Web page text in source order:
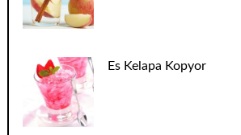
Es Kelapa Kopyor